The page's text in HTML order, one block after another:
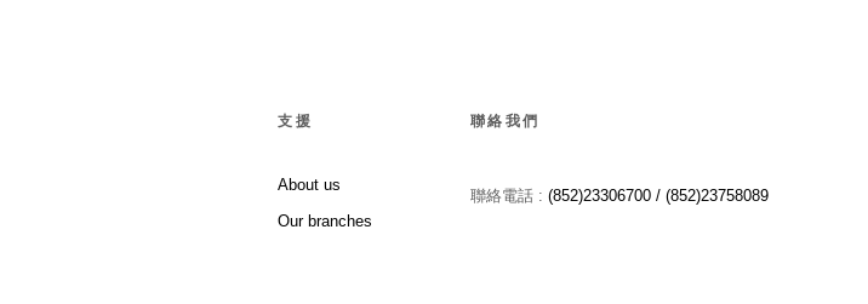
支援
About us
Our branches
聯絡我們
聯絡電話 : (852)23306700 / (852)23758089